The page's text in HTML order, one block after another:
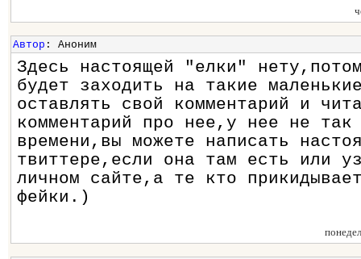
Автор : Аноним
Здесь настоящей "елки"
будет заходить на такие
оставлять свой комментарий и
комментарий про нее,у нее не так
времени,вы можете написать
твиттере,если она там есть или
личном сайте,а те кто
фейки.)